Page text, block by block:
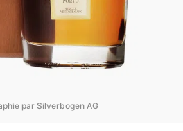
par Silverbogen AG